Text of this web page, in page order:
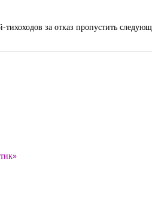
за отказ пропустить